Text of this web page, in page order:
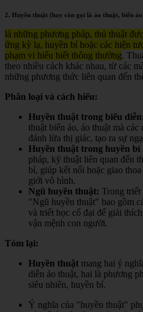
2. Huyền thuật (hay còn gọi là ảo thuật, biến
là những phương pháp, thủ thuật
ứng kỳ lạ, huyền bí hoặc các hiện
phạm vi hiểu biết thông thường.
theo nhiều cách khác nhau, từ các
những phương thức liên quan đến
Phân loại và cách hiểu:
Huyền thuật trong biểu
thuật biến ảo, ảo thuật mà
đánh lừa thị giác, tạo ra sự
Huyền thuật trong huyền bí
pháp, kỹ thuật liên quan đến
bí, giúp kết nối hoặc giao
giới vô hình.
Ngũ huyền thuật: Trong triết
"Ngũ huyền thuật" bao gồm
và triết học cổ đại để giải
vận mệnh con người.
Tóm lại:
Huyền thuật mang hai ý
diễn ảo thuật, hai là phương
siêu nhiên, huyền bí.
Ý nghĩa của "huyền thuật"